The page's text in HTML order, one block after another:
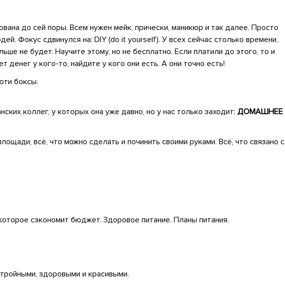
до сей поры. Всем нужен мейк, прически, маникюр и так далее. Просто
Фокус сдвинулся на: DIY (do it yourself). У всех сейчас столько времени,
не будет. Научите этому, но не бесплатно. Если платили до этого, то и
денег у кого-то, найдите у кого они есть. А они точно есть!
боксы.
коллег, у которых она уже давно, но у нас только заходит: ДОМАШНЕЕ
всё, что можно сделать и починить своими руками. Всё, что связано с
сэкономит бюджет. Здоровое питание. Планы питания.
здоровыми и красивыми.